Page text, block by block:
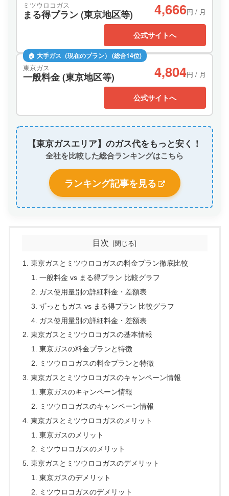
ミツウロコガス
まる得プラン (東京地区等) 4,666円 / 月
公式サイトへ
🏠 大手ガス（現在のプラン） (総合14位)
東京ガス
一般料金 (東京地区等) 4,804円 / 月
公式サイトへ
【東京ガスエリア】のガス代をもっと安く！
全社を比較した総合ランキングはこちら
ランキング記事を見る
目次
東京ガスとミツウロコガスの料金プラン徹底比較
一般料金 vs まる得プラン 比較グラフ
ガス使用量別の詳細料金・差額表
ずっともガス vs まる得プラン 比較グラフ
ガス使用量別の詳細料金・差額表
東京ガスとミツウロコガスの基本情報
東京ガスの料金プランと特徴
ミツウロコガスの料金プランと特徴
東京ガスとミツウロコガスのキャンペーン情報
東京ガスのキャンペーン情報
ミツウロコガスのキャンペーン情報
東京ガスとミツウロコガスのメリット
東京ガスのメリット
ミツウロコガスのメリット
東京ガスとミツウロコガスのデメリット
東京ガスのデメリット
ミツウロコガスのデメリット